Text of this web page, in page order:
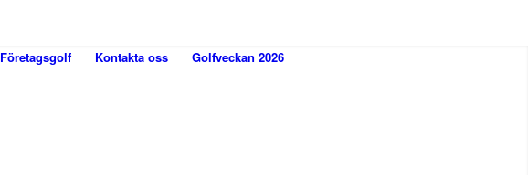
Företagsgolf Kontakta oss Golfveckan 2026